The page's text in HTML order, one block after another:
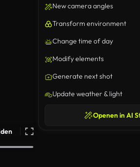
New camera angles
Transform environment
Change time of day
Modify elements
Generate next shot
Update weather & light
Openen in AI